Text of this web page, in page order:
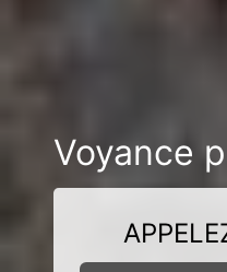
Voyance